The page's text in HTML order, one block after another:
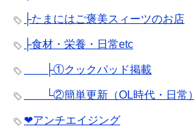
├たまにはご褒美スィーツのお店
├食材・栄養・日常etc
├①クックパッド掲載
└②簡単更新（OL時代・日常）
❤︎アンチエイジング